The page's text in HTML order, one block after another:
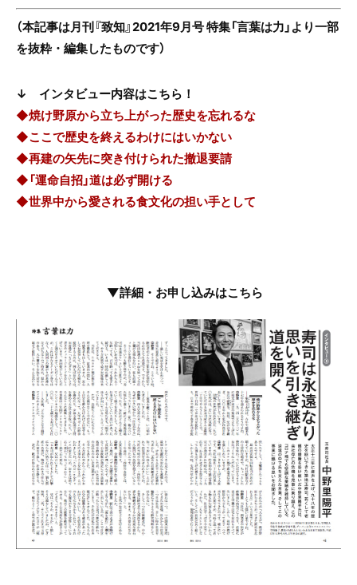
（本記事は月刊『致知』2021年9月号 特集「言葉は力」より一部
を抜粋・編集したものです）
↓ インタビュー内容はこちら！
◆焼け野原から立ち上がった歴史を忘れるな
◆ここで歴史を終えるわけにはいかない
◆再建の矢先に突き付けられた撤退要請
◆「運命自招」道は必ず開ける
◆世界中から愛される食文化の担い手として
▼詳細・お申し込みはこちら